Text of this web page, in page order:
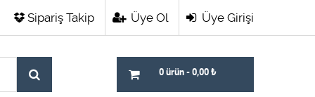
Üye Girişi
Üye Ol
Sipariş Takip
0 ürün - 0,00 ₺